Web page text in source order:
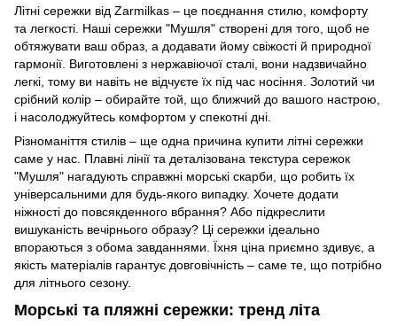
Літні сережки від Zarmilkas – це поєднання стилю, комфорту
та легкості. Наші сережки "Мушля" створені для того, щоб не
обтяжувати ваш образ, а додавати йому свіжості й природної
гармонії. Виготовлені з нержавіючої сталі, вони надзвичайно
легкі, тому ви навіть не відчуєте їх під час носіння. Золотий чи
срібний колір – обирайте той, що ближчий до вашого настрою,
і насолоджуйтесь комфортом у спекотні дні.
Різноманіття стилів – ще одна причина купити літні сережки
саме у нас. Плавні лінії та деталізована текстура сережок
"Мушля" нагадують справжні морські скарби, що робить їх
універсальними для будь-якого випадку. Хочете додати
ніжності до повсякденного вбрання? Або підкреслити
вишуканість вечірнього образу? Ці сережки ідеально
впораються з обома завданнями. Їхня ціна приємно здивує, а
якість матеріалів гарантує довговічність – саме те, що потрібно
для літнього сезону.
Морські та пляжні сережки: тренд літа